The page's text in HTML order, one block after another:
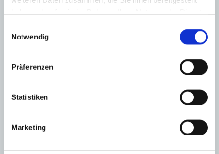
Notwendig
Präferenzen
Statistiken
Marketing
die persönliche Haftung von Politikern für den von ihnen
Prozess zu machen, wird sie mit einem Senatorenposten
belohnt. Ein deutscher Künstler hat einmal gesagt, als er die
kann gar nicht so viel fressen, wie man kotzen möchte!”.
Antworten
Ihre E-Mail-Adresse wird nicht veröffentlicht.
Kommentar*